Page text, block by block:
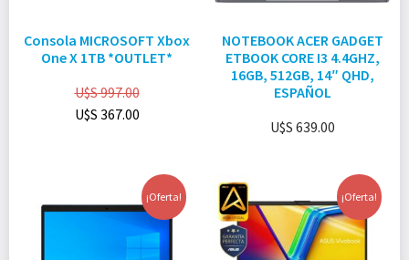
Consola MICROSOFT Xbox
One X 1TB *OUTLET*
U$S997.00
U$S 367.00
NOTEBOOK ACER GADGET
ETBOOK CORE I3 4.4GHZ,
16GB, 512GB, 14″ QHD,
ESPAÑOL
U$S 639.00
¡Oferta! ¡Oferta!